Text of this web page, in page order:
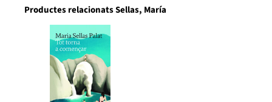
Productes relacionats Sellas, María